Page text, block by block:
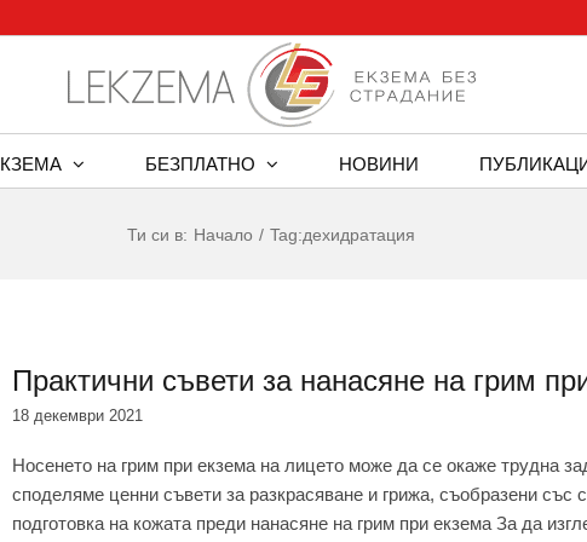
БЕЗПЛАТНО НОВИНИ
Ти си в: Начало Tag:дехидратация
Практични съвети за нанасяне на грим
18 декември 2021
Носенето на грим при екзема на лицето може да се окаже трудна
споделяме ценни съвети за разкрасяване и грижа, съобразени със
подготовка на кожата преди нанасяне на грим при екзема За да